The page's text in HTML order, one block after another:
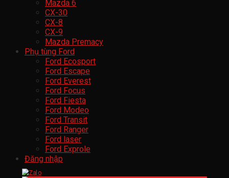
Mazda 6
CX-30
CX-8
CX-9
Mazda Premacy
Phụ tùng Ford
Ford Ecosport
Ford Escape
Ford Everest
Ford Focus
Ford Fiesta
Ford Modeo
Ford Transit
Ford Ranger
Ford laser
Ford Exprole
Đăng nhập